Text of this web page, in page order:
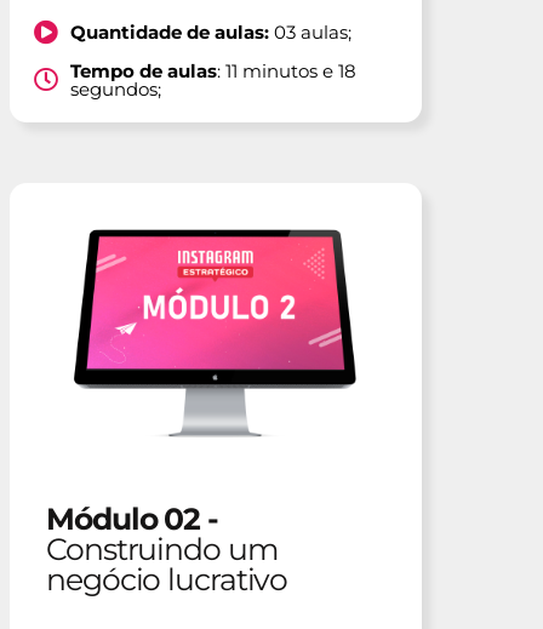
Quantidade de aulas: 03 aulas;
Tempo de aulas: 11 minutos e 18
segundos;
Módulo 02 -
Construindo um
negócio lucrativo